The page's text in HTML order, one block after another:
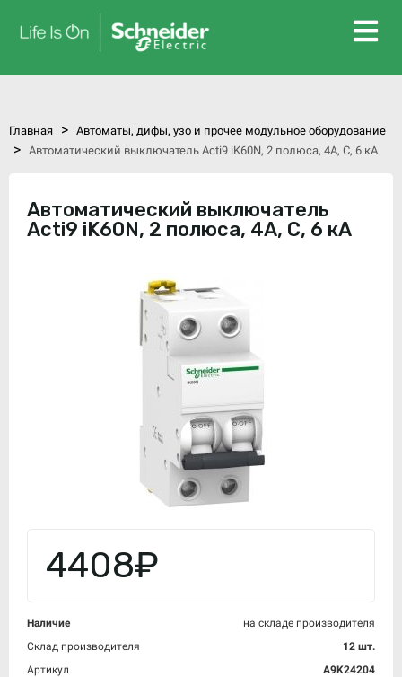
Главная > Автоматы, дифы, узо и прочее модульное оборудование
> Автоматический выключатель Acti9 iK60N, 2 полюса, 4А, C, 6 кА
Автоматический выключатель
Acti9 iK60N, 2 полюса, 4А, C, 6 кА
4408₽
Наличие
на складе производителя
Склад производителя
12 шт.
Артикул
A9K24204